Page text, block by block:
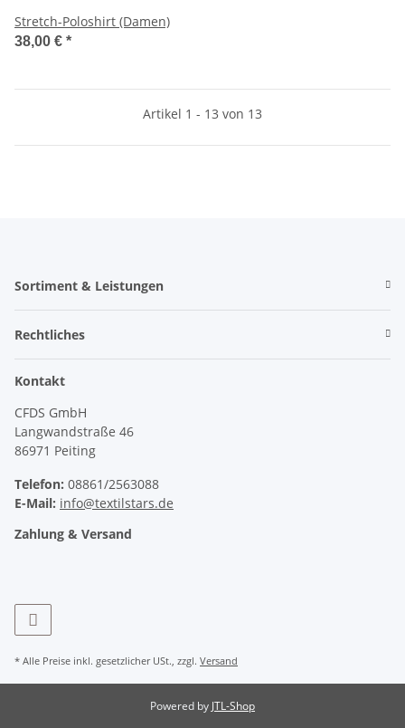
Stretch-Poloshirt (Damen)
38,00 € *
Artikel 1 - 13 von 13
Sortiment & Leistungen
Rechtliches
Kontakt
CFDS GmbH
Langwandstraße 46
86971 Peiting
Telefon: 08861/2563088
E-Mail: info@textilstars.de
Zahlung & Versand
* Alle Preise inkl. gesetzlicher USt., zzgl. Versand
Powered by JTL-Shop